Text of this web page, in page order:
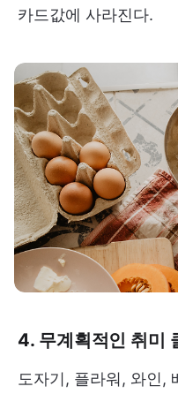
카드값에 사라진다.
4. 무계획적인 취미
도자기, 플라워, 와인,